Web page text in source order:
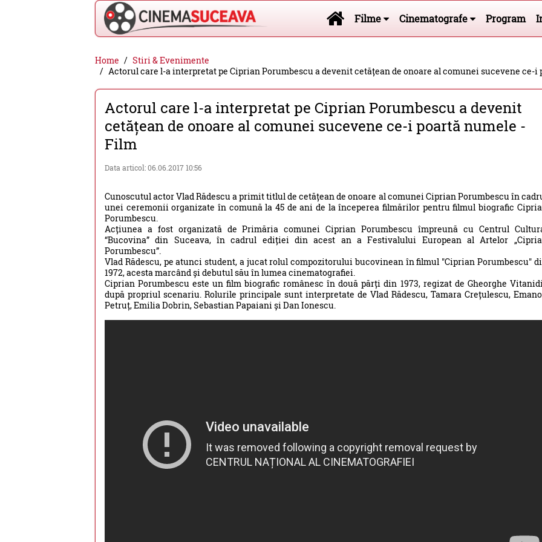
Cinema
filme
cinema,
stiri
si
evenimente
din
Suceava
Filme Cinematografe Program
Home
Stiri & Evenimente
Actorul care l-a interpretat pe Ciprian Porumbescu a devenit cetățean de onoare al comunei sucevene ce-i
Actorul care l-a interpretat pe Ciprian Porumbescu a devenit
cetățean de onoare al comunei sucevene ce-i poartă numele -
Film
Data articol: 06.06.2017 10:56
Cunoscutul actor Vlad Rădescu a primit titlul de cetățean de onoare al comunei Ciprian Porumbescu în
unei ceremonii organizate în comună la 45 de ani de la începerea filmărilor pentru filmul biografic
Porumbescu.
Acțiunea a fost organizată de Primăria comunei Ciprian Porumbescu împreună cu Centrul
“Bucovina” din Suceava, în cadrul ediției din acest an a Festivalului European al Artelor
Porumbescu”.
Vlad Rădescu, pe atunci student, a jucat rolul compozitorului bucovinean în filmul "Ciprian Porumbescu"
1972, acesta marcând și debutul său în lumea cinematografiei.
Ciprian Porumbescu este un film biografic românesc în două părți din 1973, regizat de Gheorghe
după propriul scenariu. Rolurile principale sunt interpretate de Vlad Rădescu, Tamara Crețulescu,
Petruț, Emilia Dobrin, Sebastian Papaiani și Dan Ionescu.